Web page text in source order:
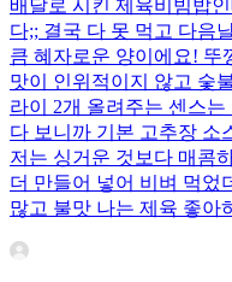
배달로 시킨 제육비빔밥
다;; 결국 다 못 먹고 다음
큼 혜자로운 양이에요! 뚜
맛이 인위적이지 않고 숯
라이 2개 올려주는 센스
다 보니까 기본 고추장 소
저는 싱거운 것보다 매콤
더 만들어 넣어 비벼 먹었
많고 불맛 나는 제육 좋아